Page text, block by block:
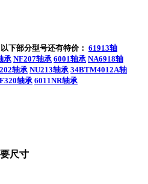
下部分型号还有特价： 61913轴
承 NF207轴承 6001轴承 NA6918轴
轴承 NU213轴承 34BTM4012A轴
轴承6011NR轴承
尺寸